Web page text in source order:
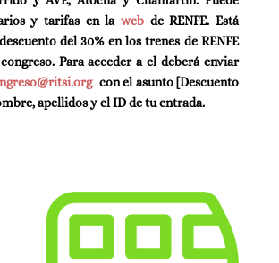
y tarifas en laweb de RENFE. Está
del 30% en los trenes de RENFE
Para acceder a el deberá enviar
con el asunto [Descuento
apellidos y el ID de tu entrada.